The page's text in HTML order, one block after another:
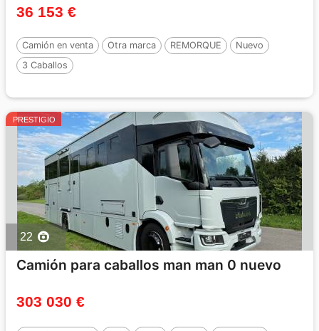
36 153 €
Camión en venta Otra marca REMORQUE
Nuevo
3 Caballos
PRESTIGIO
22
Camión para caballos man man 0 nuevo
303 030 €